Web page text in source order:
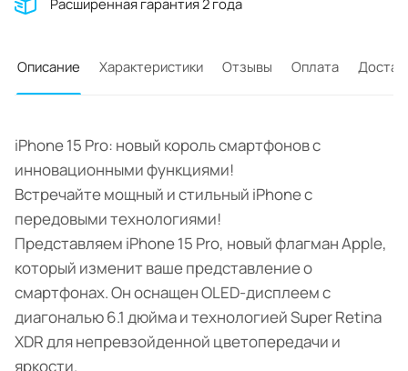
Описание Характеристики Отзывы Оплата
iPhone 15 Pro: новый король смартфонов с
инновационными функциями!
Встречайте мощный и стильный iPhone с
передовыми технологиями!
Представляем iPhone 15 Pro, новый флагман Apple,
который изменит ваше представление о
смартфонах. Он оснащен OLED-дисплеем с
диагональю 6.1 дюйма и технологией Super Retina
XDR для непревзойденной цветопередачи и
яркости.